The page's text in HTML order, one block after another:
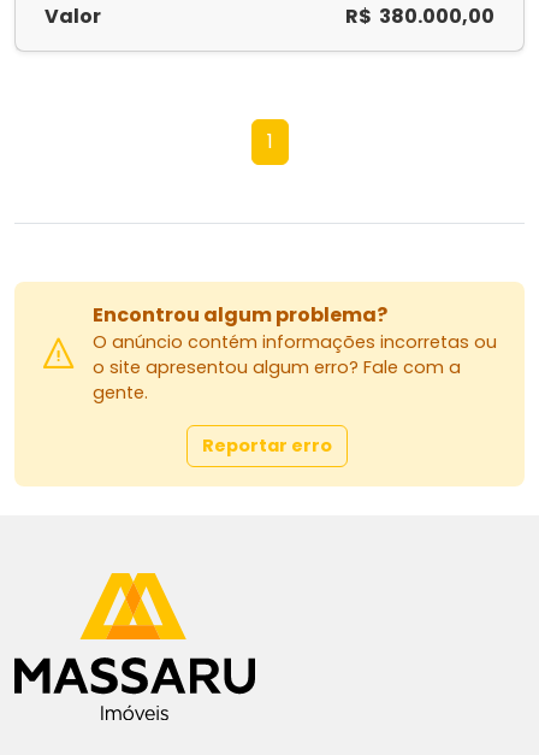
Valor R$ 380.000,00
1
Encontrou algum problema?
O anúncio contém informações incorretas ou
o site apresentou algum erro? Fale com a
gente.
Reportar erro